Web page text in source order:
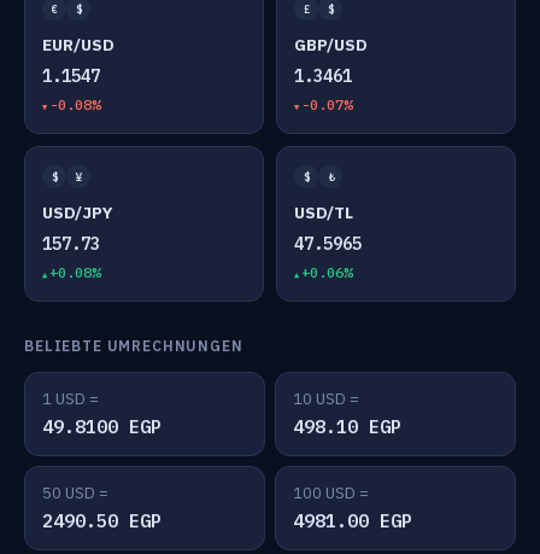
€ $
EUR/USD
1.1547
-0.08%
£ $
GBP/USD
1.3461
-0.07%
$ ¥
USD/JPY
157.73
+0.08%
$ ₺
USD/TL
47.5965
+0.06%
BELIEBTE UMRECHNUNGEN
1 USD =
49.8100 EGP
10 USD =
498.10 EGP
50 USD =
2490.50 EGP
100 USD =
4981.00 EGP